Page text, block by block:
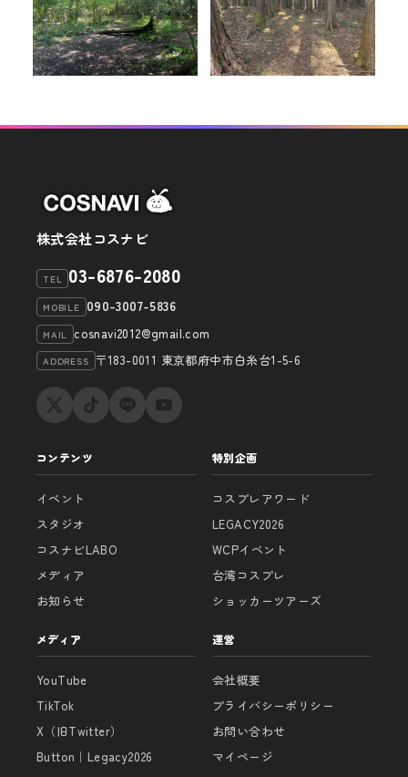
株式会社コスナビ
TEL 03-6876-2080
MOBILE 090-3007-5836
MAIL cosnavi2012@gmail.com
ADDRESS 〒183-0011 東京都府中市白糸台1-5-6
コンテンツ
イベント
スタジオ
コスナビLABO
メディア
お知らせ
特別企画
コスプレアワード
LEGACY2026
WCPイベント
台湾コスプレ
ショッカーツアーズ
メディア
YouTube
TikTok
X（旧Twitter）
Button｜Legacy2026
運営
会社概要
プライバシーポリシー
お問い合わせ
マイページ